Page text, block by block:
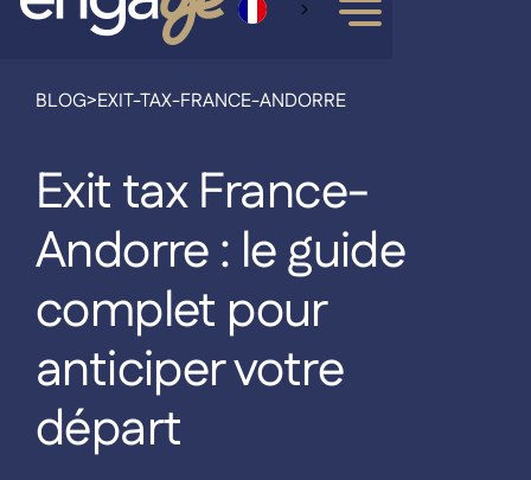
BLOG>EXIT-TAX-FRANCE-ANDORRE
Exit tax France-
Andorre : le guide
complet pour
anticiper votre
départ